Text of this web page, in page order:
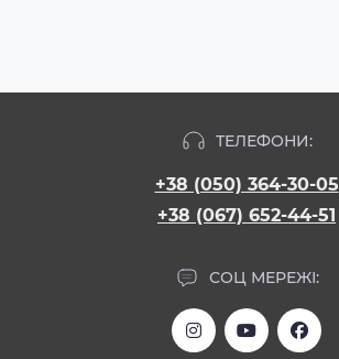
ТЕЛЕФОНИ:
+38 (050) 364-30-05
+38 (067) 652-44-51
СОЦ МЕРЕЖІ: